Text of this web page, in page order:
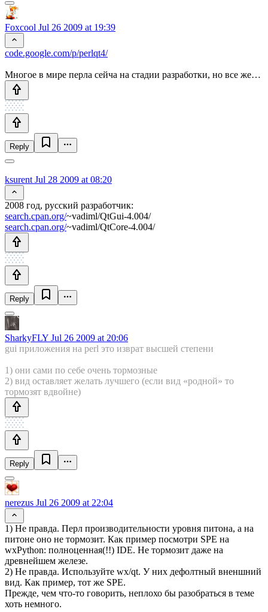
Foxcool Jul 26 2009 at 19:39
code.google.com/p/perlqt4/
Многое в мире перла сейча на стадии разработки, но все же…
Reply
ksurent Jul 28 2009 at 08:20
2008 год, русский разработчик:
search.cpan.org/~vadiml/QtGui-4.004/
search.cpan.org/~vadiml/QtCore-4.004/
Reply
SharkyFLY Jul 26 2009 at 20:06
gui приложения на perl это изврат высшей степени
1) они сами по себе очень тормозные
2) вид оставляет желать лучшего (если вид «родной» то
тормозят вдвойне)
Reply
nerezus Jul 26 2009 at 22:04
1) Не правда. Перл производительности уровня питона, а на
питоне оно не тормозит. Как пример посмотри SPE на
wxPython: полноценная(!!) IDE. Не тормозит даже на
древнейшем железе.
2) Не правда. Используйте wx/qt. У них дефолтный вненшний
вид. Как пример, тот же SPE.
Прежде, чем что-то говорить, неплохо бы разобраться в теме
хоть немного.